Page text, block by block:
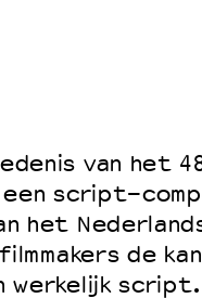
– VNPF
van het
een script-
het
de
script.